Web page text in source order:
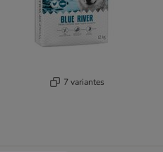
7 variantes